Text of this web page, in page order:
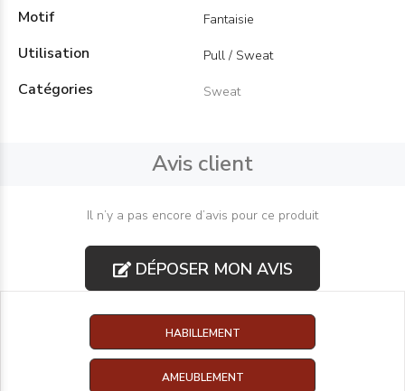
Motif Fantaisie
Utilisation Pull / Sweat
Catégories Sweat
Avis client
Il n’y a pas encore d’avis pour ce produit
DÉPOSER MON AVIS
HABILLEMENT
AMEUBLEMENT